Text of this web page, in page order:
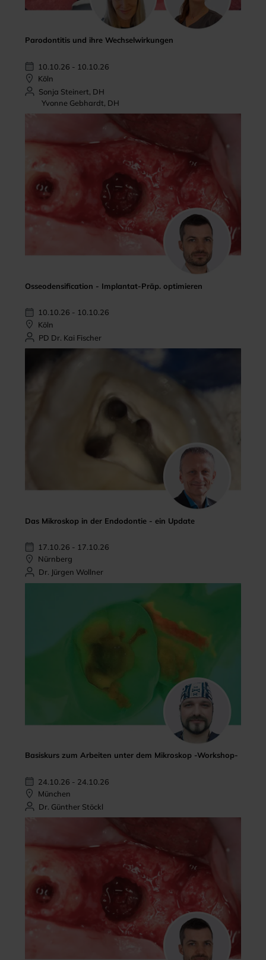
Parodontitis und ihre Wechselwirkungen
10.10.26 - 10.10.26
Köln
Sonja Steinert, DH
Yvonne Gebhardt, DH
Osseodensification - Implantat-Präp. optimieren
10.10.26 - 10.10.26
Köln
PD Dr. Kai Fischer
Das Mikroskop in der Endodontie - ein Update
17.10.26 - 17.10.26
Nürnberg
Dr. Jürgen Wollner
Basiskurs zum Arbeiten unter dem Mikroskop -Workshop-
24.10.26 - 24.10.26
München
Dr. Günther Stöckl